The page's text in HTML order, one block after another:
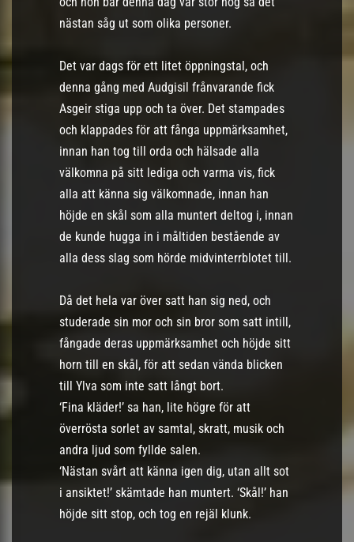
nästan såg ut som olika personer.
Det var dags för ett litet öppningstal, och
denna gång med Audgisil frånvarande fick
Asgeir stiga upp och ta över. Det stampades
och klappades för att fånga uppmärksamhet,
innan han tog till orda och hälsade alla
välkomna på sitt lediga och varma vis, fick
alla att känna sig välkomnade, innan han
höjde en skål som alla muntert deltog i, innan
de kunde hugga in i måltiden bestående av
alla dess slag som hörde midvinterrblotet till.
Då det hela var över satt han sig ned, och
studerade sin mor och sin bror som satt intill,
fångade deras uppmärksamhet och höjde sitt
horn till en skål, för att sedan vända blicken
till Ylva som inte satt långt bort.
‘Fina kläder!’ sa han, lite högre för att
överrösta sorlet av samtal, skratt, musik och
andra ljud som fyllde salen.
‘Nästan svårt att känna igen dig, utan allt sot
i ansiktet!’ skämtade han muntert. ‘Skål!’ han
höjde sitt stop, och tog en rejäl klunk.